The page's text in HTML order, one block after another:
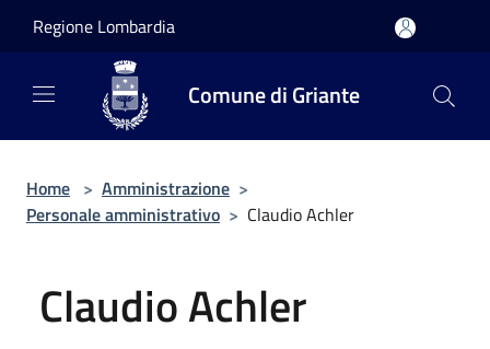
Regione Lombardia
Comune di Griante
Home > Amministrazione >
Personale amministrativo > Claudio Achler
Claudio Achler